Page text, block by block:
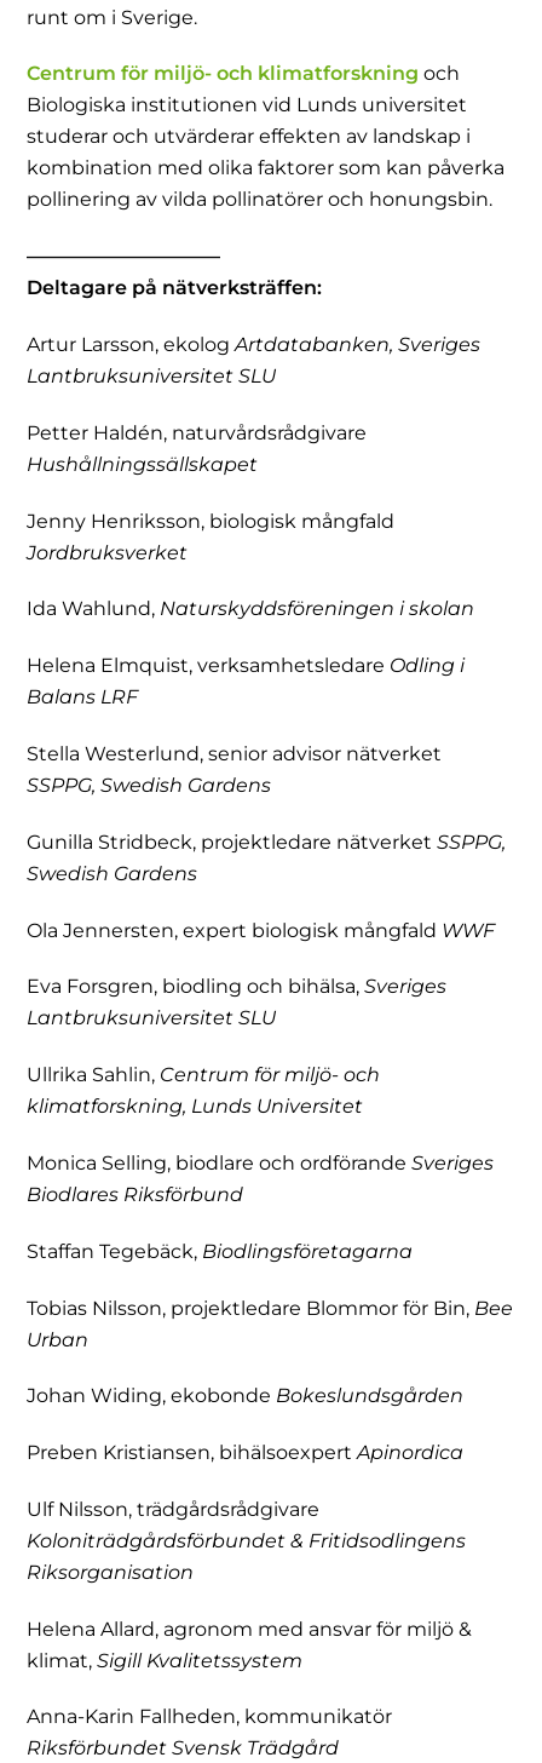
runt om i Sverige.
Centrum för miljö- och klimatforskning och
Biologiska institutionen vid Lunds universitet
studerar och utvärderar effekten av landskap i
kombination med olika faktorer som kan påverka
pollinering av vilda pollinatörer och honungsbin.
——————————
Deltagare på nätverksträffen:
Artur Larsson, ekologArtdatabanken,Sveriges
Lantbruksuniversitet SLU
Petter Haldén, naturvårdsrådgivare
Hushållningssällskapet
Jenny Henriksson, biologisk mångfald
Jordbruksverket
Ida Wahlund, Naturskyddsföreningen i skolan
Helena Elmquist, verksamhetsledare Odling i
Balans LRF
Stella Westerlund, senior advisor nätverket
SSPPG, Swedish Gardens
Gunilla Stridbeck, projektledare nätverketSSPPG,
Swedish Gardens
Ola Jennersten, expert biologisk mångfald WWF
Eva Forsgren, biodling och bihälsa,Sveriges
Lantbruksuniversitet SLU
Ullrika Sahlin, Centrum för miljö- och
klimatforskning, Lunds Universitet
Monica Selling, biodlare och ordförandeSveriges
Biodlares Riksförbund
Staffan Tegebäck, Biodlingsföretagarna
Tobias Nilsson, projektledare Blommor för Bin, Bee
Urban
Johan Widing, ekobonde Bokeslundsgården
Preben Kristiansen, bihälsoexpertApinordica
Ulf Nilsson, trädgårdsrådgivare
Koloniträdgårdsförbundet & Fritidsodlingens
Riksorganisation
Helena Allard, agronom med ansvar för miljö &
klimat,Sigill Kvalitetssystem
Anna-Karin Fallheden, kommunikatör
Riksförbundet Svensk Trädgård